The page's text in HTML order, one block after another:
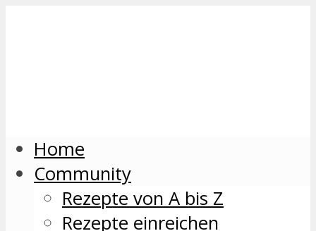
Home
Community
Rezepte von A bis Z
Rezepte einreichen